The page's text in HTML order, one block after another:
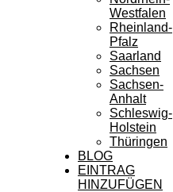
Westfalen
Rheinland-
Pfalz
Saarland
Sachsen
Sachsen-
Anhalt
Schleswig-
Holstein
Thüringen
BLOG
EINTRAG
HINZUFÜGEN